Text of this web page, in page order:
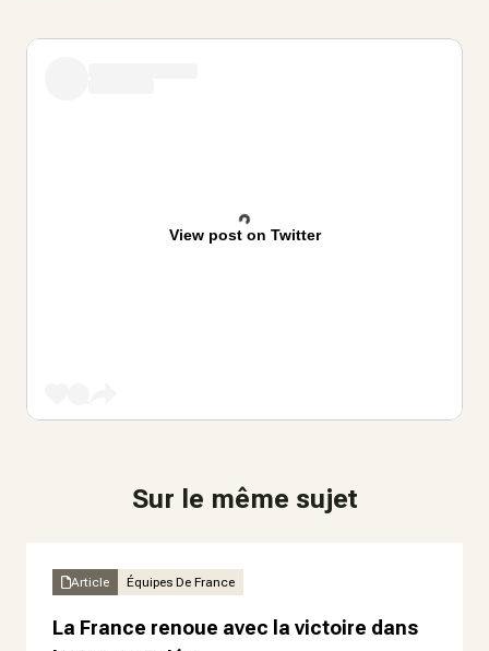
View post on Twitter
Sur le même sujet
Article Équipes De France
La France renoue avec la victoire dans